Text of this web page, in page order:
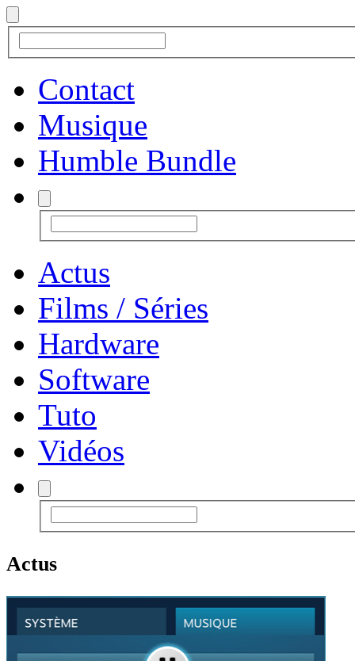
Contact
Musique
Humble Bundle
Actus
Films / Séries
Hardware
Software
Tuto
Vidéos
Actus